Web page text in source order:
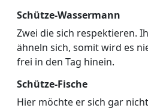
Schütze-Wassermann
Zwei die sich respektieren.
ähneln sich, somit wird es
frei in den Tag hinein.
Schütze-Fische
Hier möchte er sich gar